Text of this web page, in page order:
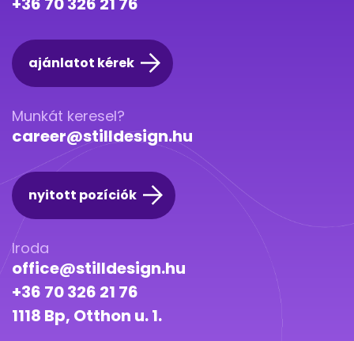
ajánlatot kérek
Munkát keresel?
career@stilldesign.hu
nyitott pozíciók
Iroda
office@stilldesign.hu
+36 70 326 21 76
1118 Bp, Otthon u. 1.